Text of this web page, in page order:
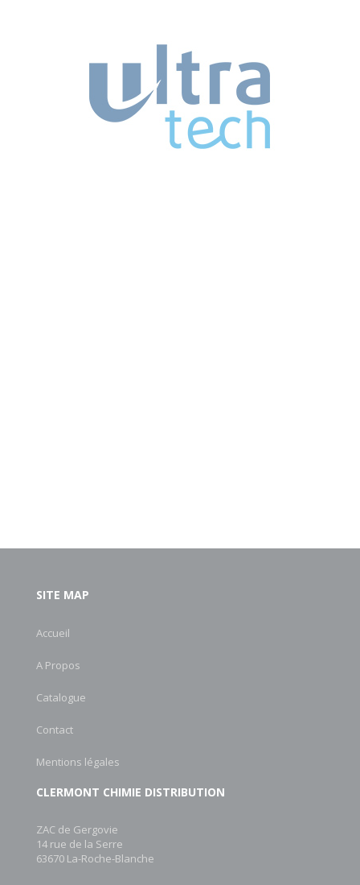
SITE MAP
Accueil
A Propos
Catalogue
Contact
Mentions légales
CLERMONT CHIMIE DISTRIBUTION
ZAC de Gergovie
14 rue de la Serre
63670 La-Roche-Blanche